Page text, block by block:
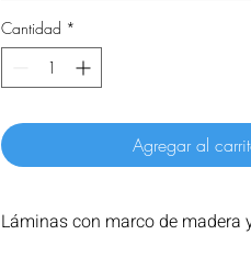
Cantidad *
Agregar al
Láminas con marco de madera